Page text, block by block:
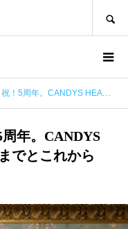
年。CANDYS HEAVENのこれまでとこれから
周年。CANDYS
でとこれから